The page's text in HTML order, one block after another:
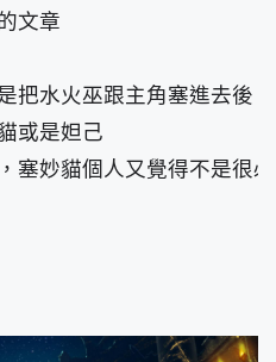
文章
把水火巫跟主角塞進去後
或是妲己
妙貓個人又覺得不是很必